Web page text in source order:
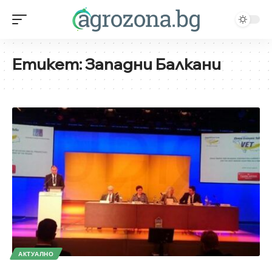
Етикет:Западни Балкани
АКТУАЛНО